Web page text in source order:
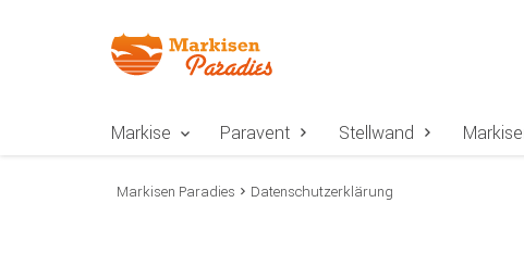
Markise Paravent Stellwand
Markisen Paradies Datenschutzerklärung